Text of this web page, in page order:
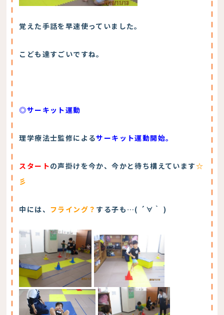
覚えた手話を早速使っていました。
こども達すごいですね。
◎サーキット運動
理学療法士監修によるサーキット運動開始。
スタートの声掛けを今か、今かと待ち構えています☆
彡
中には、 フライング？ する子も…( ´∀｀ )